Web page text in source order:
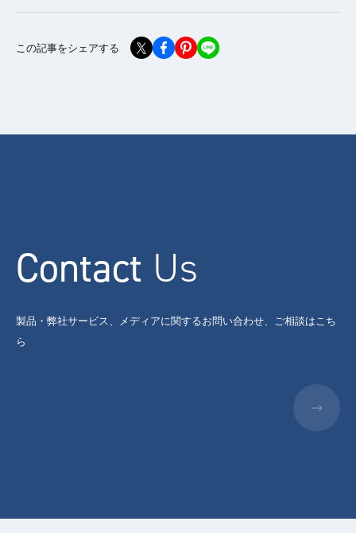
この記事をシェアする
Contact Us
製品・弊社サービス、メディアに関するお問い合わせ、ご相談はこち
ら